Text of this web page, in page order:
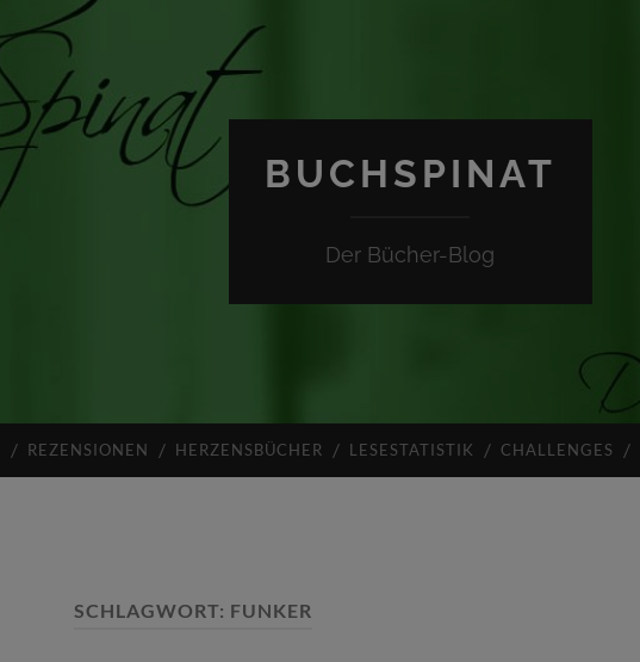
BUCHSPINAT
Der Bücher-Blog
REZENSIONEN HERZENSBÜCHER LESESTATISTIK CHALLENGES
SCHLAGWORT: FUNKER